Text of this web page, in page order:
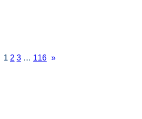
1 2 3 … 116 »